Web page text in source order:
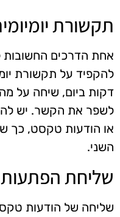
תקשורת
אחת הדרכים החשובות
להקפיד על תקשורת
דקות ביום, שיחה על
לשפר את הקשר. יש
או הודעות טקסט, כך
השני.
שליחת
שליחה של הודעות